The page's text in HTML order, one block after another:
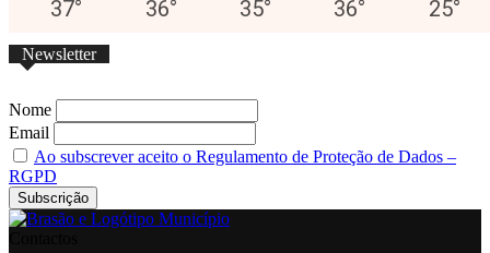
37° 36° 35° 36° 25°
Newsletter
Nome
Email
Ao subscrever aceito o Regulamento de Proteção de Dados –
RGPD